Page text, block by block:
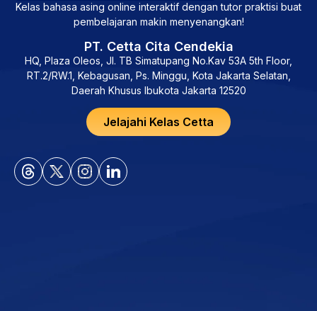
Kelas bahasa asing online interaktif dengan tutor praktisi buat
pembelajaran makin menyenangkan!
PT. Cetta Cita Cendekia
HQ, Plaza Oleos, Jl. TB Simatupang No.Kav 53A 5th Floor,
RT.2/RW.1, Kebagusan, Ps. Minggu, Kota Jakarta Selatan,
Daerah Khusus Ibukota Jakarta 12520
Jelajahi Kelas Cetta